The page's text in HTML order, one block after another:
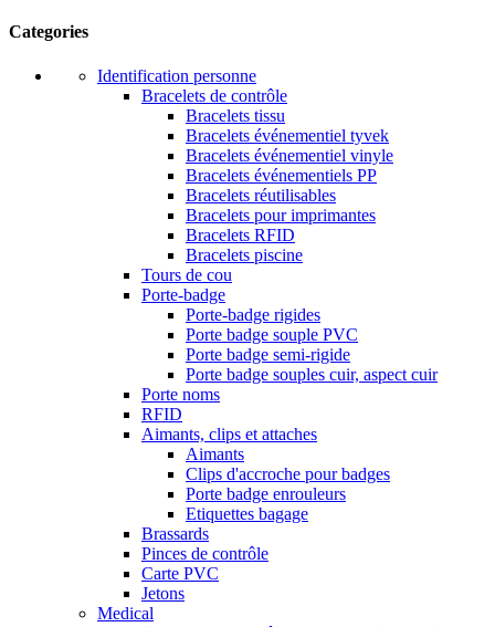
Categories
Identification personne
Bracelets de contrôle
Bracelets tissu
Bracelets événementiel tyvek
Bracelets événementiel vinyle
Bracelets événementiels PP
Bracelets réutilisables
Bracelets pour imprimantes
Bracelets RFID
Bracelets piscine
Tours de cou
Porte-badge
Porte-badge rigides
Porte badge souple PVC
Porte badge semi-rigide
Porte badge souples cuir, aspect cuir
Porte noms
RFID
Aimants, clips et attaches
Aimants
Clips d'accroche pour badges
Porte badge enrouleurs
Etiquettes bagage
Brassards
Pinces de contrôle
Carte PVC
Jetons
Medical